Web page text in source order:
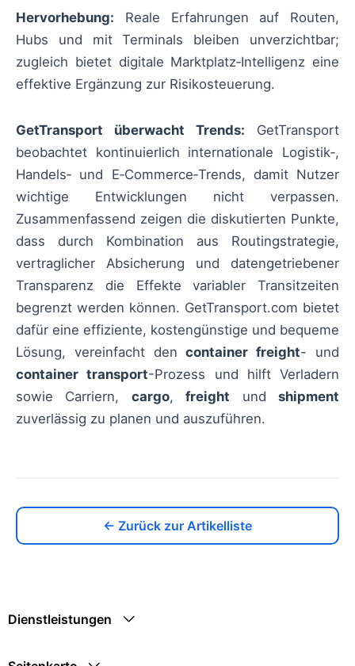
Hervorhebung: Reale Erfahrungen auf Routen,
Hubs und mit Terminals bleiben unverzichtbar;
zugleich bietet digitale Marktplatz‑Intelligenz eine
effektive Ergänzung zur Risikosteuerung.
GetTransport überwacht Trends: GetTransport
beobachtet kontinuierlich internationale Logistik‑,
Handels‑ und E‑Commerce‑Trends, damit Nutzer
wichtige Entwicklungen nicht verpassen.
Zusammenfassend zeigen die diskutierten Punkte,
dass durch Kombination aus Routingstrategie,
vertraglicher Absicherung und datengetriebener
Transparenz die Effekte variabler Transitzeiten
begrenzt werden können. GetTransport.com bietet
dafür eine effiziente, kostengünstige und bequeme
Lösung, vereinfacht dencontainer freight- und
container transport-Prozess und hilft Verladern
sowie Carriern, cargo,freight undshipment
zuverlässig zu planen und auszuführen.
← Zurück zur Artikelliste
Dienstleistungen